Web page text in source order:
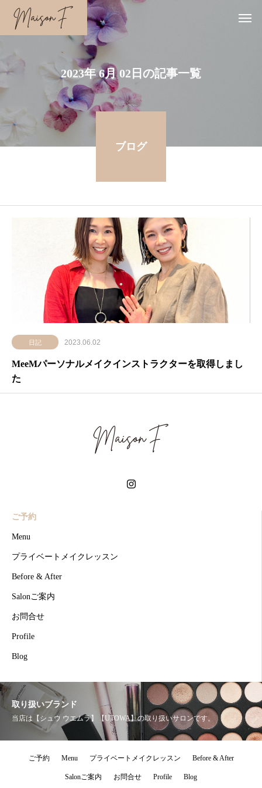
2023年 6月 02日の記事一覧
ブログ
日記 2023.06.02
MeeMパーソナルメイクインストラクターを取得しまし
た
ご予約
Menu
プライベートメイクレッスン
Before & After
Salonご案内
お問合せ
Profile
Blog
取り扱いブランド
当店は【シュウ ウエムラ】【UTOWA】の取り扱いサロンです。
ご予約 Menu プライベートメイクレッスン Before & After
Salonご案内 お問合せ Profile Blog